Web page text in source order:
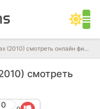
онлайн фильм в HD качестве 720 - 1080 бесплатно
смотреть
0